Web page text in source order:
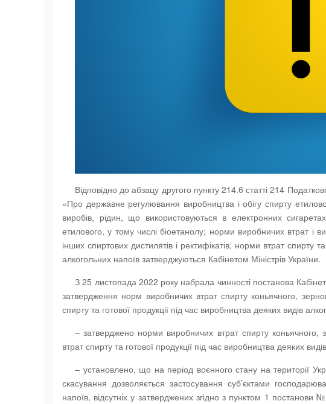
Відповідно до абзацу другого пункту 214.6 статті 214
«Про державне регулювання виробництва і обігу спирту
виробів, рідин, що використовуються в електронних
етилового, у тому числі біоетанолу; норми виробничих втрат і
інших спиртових дистилятів і ректифікатів; норми втрат спирту
алкогольних напоїв затверджуються Кабінетом Міністрів України.
З 25 листопада 2022 року набрала чинності постанова
затвердження норм виробничих втрат спирту коньячного,
спирту та готової продукції під час виробництва деяких видів
– затверджено норми виробничих втрат спирту коньячного,
втрат спирту та готової продукції під час виробництва деяких
– установлено, що на період воєнного стану на території
скасування дозволяється застосування суб’єктами
напоїв, відсутніх у затверджених згідно з пунктом 1